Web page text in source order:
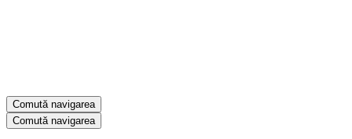
Comută navigarea
Comută navigarea